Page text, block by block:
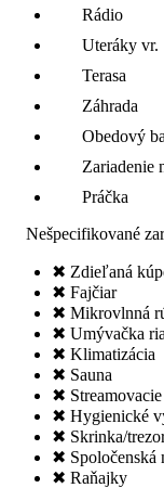
Rádio
Uteráky vr.
Terasa
Záhrada
Obedový
Zariadenie
Práčka
Nešpecifikované
✖ Zdieľaná
✖ Fajčiar
✖ Mikrovlnná
✖ Umývačka
✖ Klimatizácia
✖ Sauna
✖
✖ Hygienické
✖ Skrinka/
✖ Spoločenská
✖ Raňajky